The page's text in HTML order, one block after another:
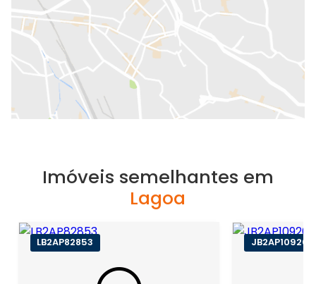
Imóveis semelhantes em
Lagoa
LB2AP82853 JB2AP109209